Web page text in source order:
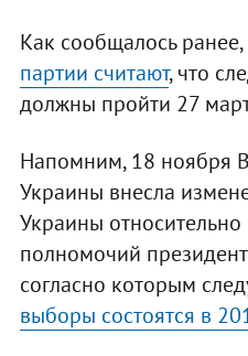
Как сообщалось ранее,
партии считают, что
должны пройти 27
Напомним, 18 ноября
Украины внесла
Украины
полномочий
согласно которым
выборы состоятся в